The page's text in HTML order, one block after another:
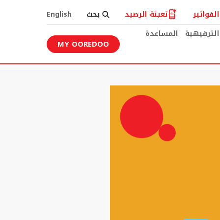
تعبئة الرصيد بحث
English
المساعدة
MY OOREDOO